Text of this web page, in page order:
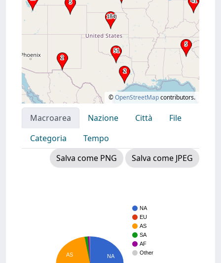
©OpenStreetMapcontributors.
Macroarea Nazione Città
File
Categoria
Tempo
Salva come PNG
Salva come JPEG
NA
EU
AS
SA
AF
Other
NA
AS